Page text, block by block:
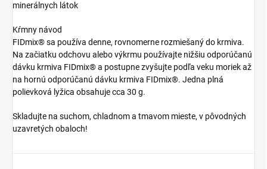
minerálnych látok
Kŕmny návod
FIDmix® sa používa denne, rovnomerne rozmiešaný do krmiva.
Na začiatku odchovu alebo výkrmu používajte nižšiu odporúčanú
dávku krmiva FIDmix® a postupne zvyšujte podľa veku moriek až
na hornú odporúčanú dávku krmiva FIDmix®. Jedna plná
polievková lyžica obsahuje cca 30 g.
Skladujte na suchom, chladnom a tmavom mieste, v pôvodných
uzavretých obaloch!